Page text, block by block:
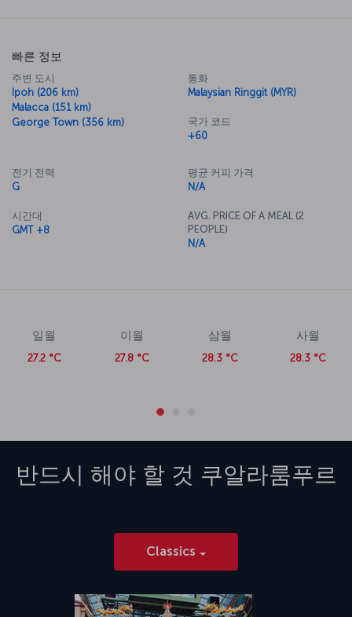
빠른 정보
주변 도시
Ipoh (206 km)
Malacca (151 km)
George Town (356 km)
통화
Malaysian Ringgit (MYR)
국가 코드
+60
전기 전력
G
시간대
GMT +8
평균 커피 가격
N/A
AVG. PRICE OF A MEAL (2
PEOPLE)
N/A
일월
27.2 °C
이월
27.8 °C
삼월
28.3 °C
사월
28.3 °C
반드시 해야 할 것 쿠알라룸푸르
Classics